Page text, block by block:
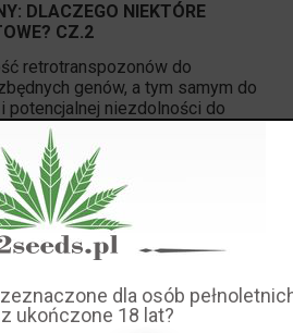
DLACZEGO NIEKTÓRE
CZ.2
retrotranspozonów do
genów, a tym samym do
potencjalnej niezdolności do
złożone mechanizmy, które
i inne podobne
nieaktywne.
SZCZEPÓW: 10
INDICA OD DINAFEM
dla osób
ukończone 18 lat?